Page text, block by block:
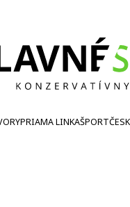
PRIAMA LINKAŠPORT